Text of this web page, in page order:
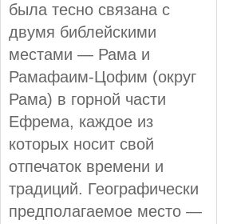
была тесно связана с
двумя библейскими
местами — Рама и
Рамафаим-Цофим (округ
Рама) в горной части
Ефрема, каждое из
которых носит свой
отпечаток времени и
традиций. Географически
предполагаемое место —